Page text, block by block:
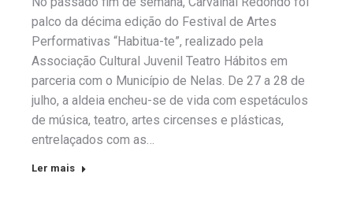
palco da décima edição do Festival de Artes
Performativas “Habitua-te”, realizado pela
Associação Cultural Juvenil Teatro Hábitos em
parceria com o Município de Nelas. De 27 a 28 de
julho, a aldeia encheu-se de vida com espetáculos
de música, teatro, artes circenses e plásticas,
entrelaçados com as…
Ler mais